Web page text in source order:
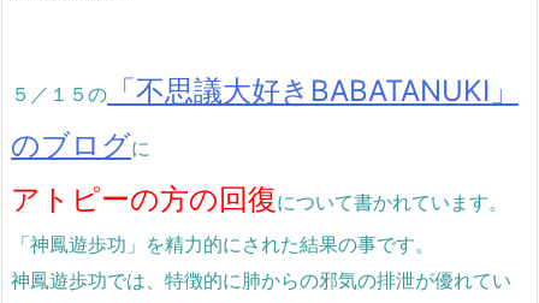
５／１５の
「不思議大好きBABATANUKI」
のブログに
アトピーの方の回復について書かれています。
「神鳳遊歩功」を精力的にされた結果の事です。
神鳳遊歩功では、特徴的に肺からの邪気の排泄が優れてい